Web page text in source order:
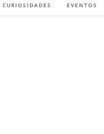
CURIOSIDADES EVENTOS